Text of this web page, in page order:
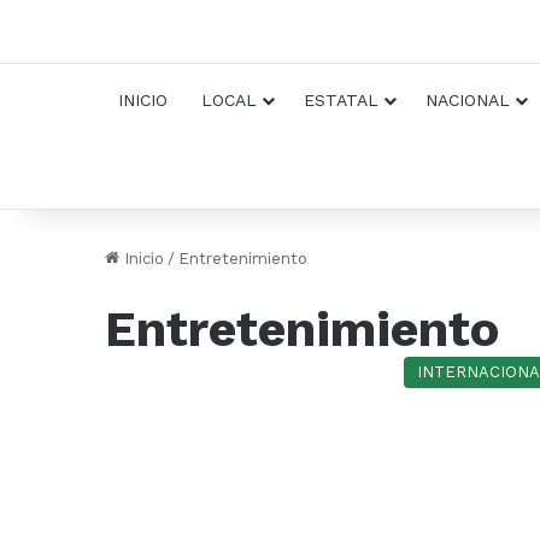
INICIO LOCAL ESTATAL NACIONAL
Inicio / Entretenimiento
Entretenimiento